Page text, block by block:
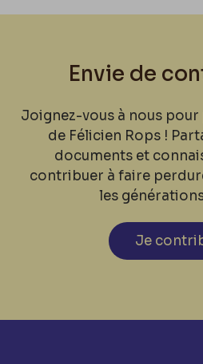
Envie de
Joignez-vous à nous
de Félicien Rops !
documents et
contribuer à faire
les
Je